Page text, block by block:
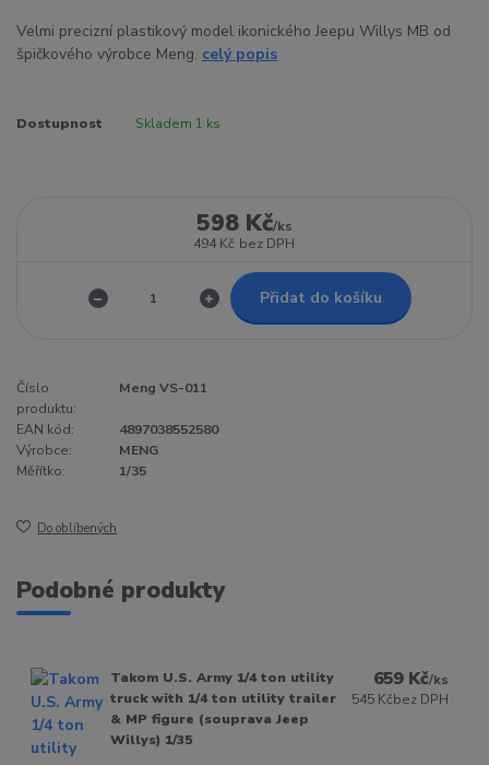
Velmi precizní plastikový model ikonického Jeepu Willys MB od
špičkového výrobce Meng. celý popis
Dostupnost Skladem 1 ks
598 Kč/ks
494 Kč bez DPH
Přidat do košíku
Číslo
produktu:
Meng VS-011
EAN kód:
4897038552580
Výrobce:
MENG
Měřítko:
1/35
Do oblíbených
Podobné produkty
Takom U.S. Army 1/4 ton utility
truck with 1/4 ton utility trailer
& MP figure (souprava Jeep
Willys) 1/35
659 Kč/ks
545 Kčbez DPH